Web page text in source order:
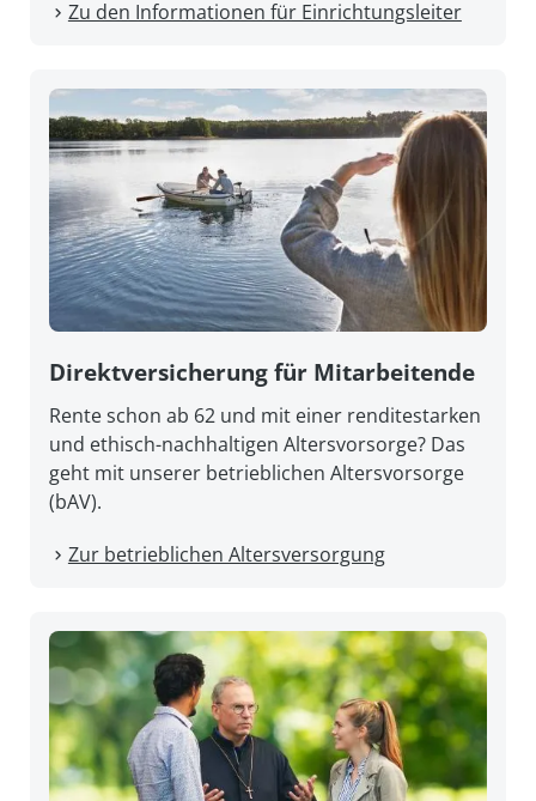
Zu den Informationen für Einrichtungsleiter
Direkt­versicherung für Mitarbeitende
Rente schon ab 62 und mit einer renditestarken
und ethisch-nachhaltigen Altersvorsorge? Das
geht mit unserer betrieblichen Altersvorsorge
(bAV).
Zur betrieblichen Altersversorgung